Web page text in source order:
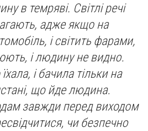
в темряві. Світлі речі
адже якщо на
і світить фарами,
і людину не видно.
і бачила тільки на
що йде людина.
завжди перед виходом
чи безпечно